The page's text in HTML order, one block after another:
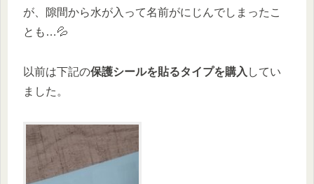
が、隙間から水が入って名前がにじんでしまったこ
とも…💦
以前は下記の保護シールを貼るタイプを購入 してい
ました。